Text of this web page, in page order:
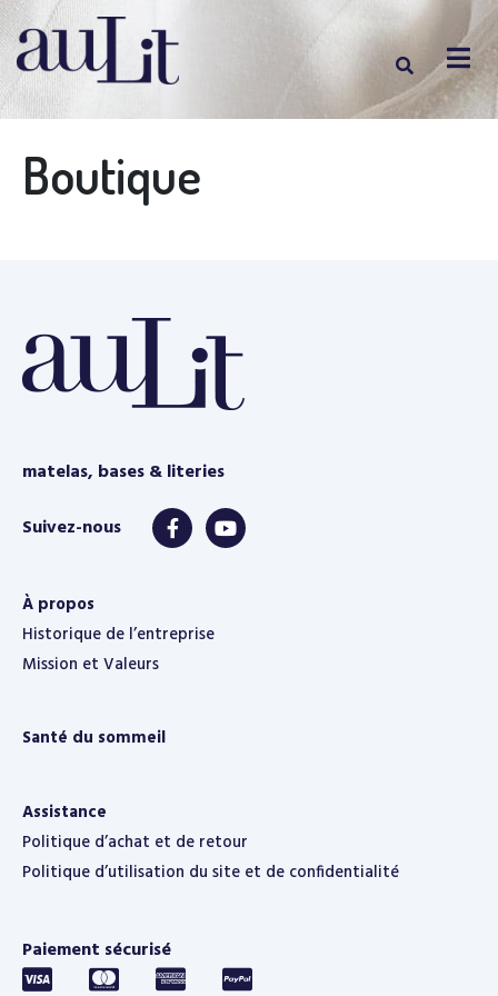
Boutique
matelas, bases & literies
À propos
Historique de l’entreprise
Mission et Valeurs
Santé du sommeil
Assistance
Politique d’achat et de retour
Politique d’utilisation du site et de confidentialité
Paiement sécurisé